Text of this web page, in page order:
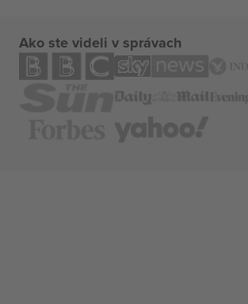
Ako ste videli v správach